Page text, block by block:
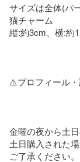
サイズは全体(パ
猫チャーム
縦:約3cm、横:約
⚠️プロフィール
金曜の夜から土
土日購入された
ご了承ください。